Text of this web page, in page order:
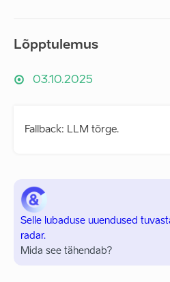
Lõpptulemus
03.10.2025
Fallback: LLM tõrge.
Selle lubaduse uuendused
radar.
Mida see tähendab?